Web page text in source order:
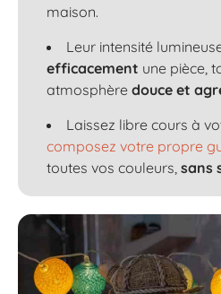
maison.
Leur intensité
efficacement une pièce,
atmosphère douce et
Laissez libre cours à
composez votre propre
toutes vos couleurs, sans